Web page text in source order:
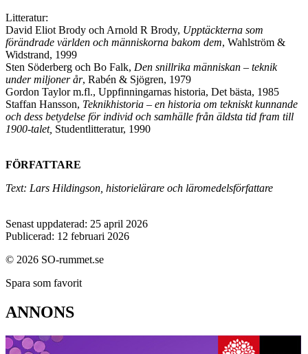
Litteratur:
David Eliot Brody och Arnold R Brody, Upptäckterna som
förändrade världen och människorna bakom dem, Wahlström &
Widstrand, 1999
Sten Söderberg och Bo Falk, Den snillrika människan – teknik
under miljoner år, Rabén & Sjögren, 1979
Gordon Taylor m.fl., Uppfinningarnas historia, Det bästa, 1985
Staffan Hansson, Teknikhistoria – en historia om tekniskt kunnande
och dess betydelse för individ och samhälle från äldsta tid fram till
1900-talet, Studentlitteratur, 1990
FÖRFATTARE
Text: Lars Hildingson, historielärare och läromedelsförfattare
Senast uppdaterad: 25 april 2026
Publicerad: 12 februari 2026
© 2026 SO-rummet.se
Spara som favorit
ANNONS